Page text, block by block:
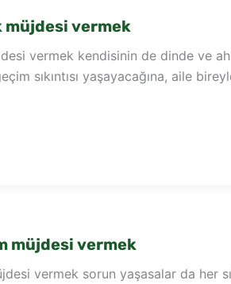
müjdesi vermek
vermek kendisinin de dinde ve
sıkıntısı yaşayacağına, aile
müjdesi vermek
vermek sorun yaşasalar da her